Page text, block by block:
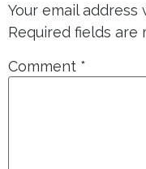
Your email
Required fields are
Comment *